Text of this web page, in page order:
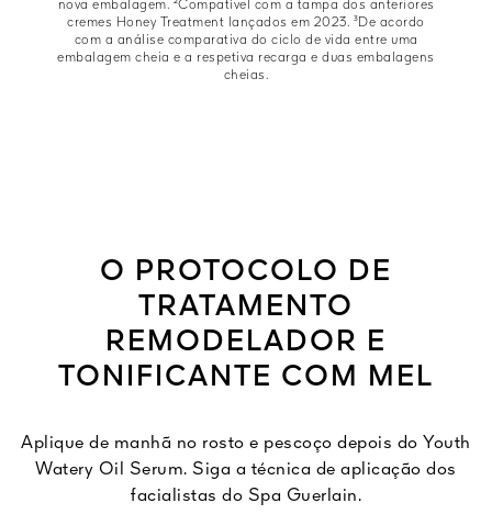
nova embalagem. ²Compatível com a tampa dos anteriores
cremes Honey Treatment lançados em 2023. ³De acordo
com a análise comparativa do ciclo de vida entre uma
embalagem cheia e a respetiva recarga e duas embalagens
cheias.
O PROTOCOLO DE
TRATAMENTO
REMODELADOR E
TONIFICANTE COM MEL
Aplique de manhã no rosto e pescoço depois do Youth
Watery Oil Serum. Siga a técnica de aplicação dos
facialistas do Spa Guerlain.